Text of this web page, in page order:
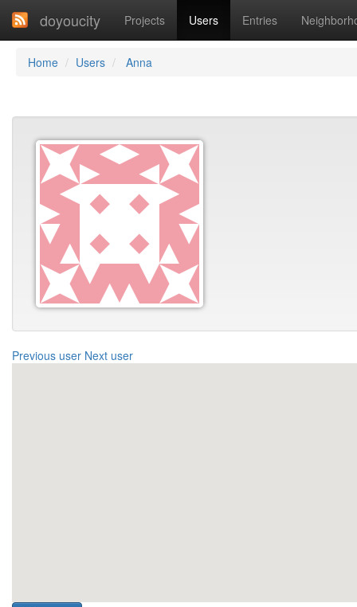
doyoucity Projects Users Entries
Home Users Anna
Previous user Next user